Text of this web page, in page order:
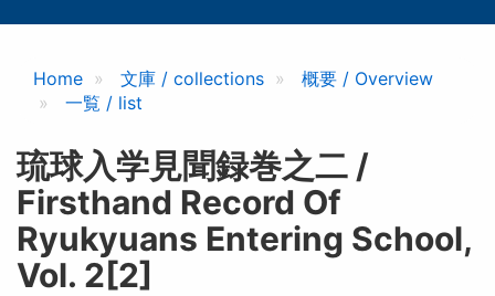
Home 文庫 / collections
概要 / Overview
一覧 / list
琉球入学見聞録巻之二 /
Firsthand Record Of
Ryukyuans Entering School,
Vol. 2[2]